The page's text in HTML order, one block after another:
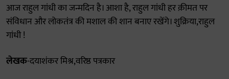
आज राहुल गांधी का जन्मदिन है। आशा है, राहुल गांधी हर क़ीमत पर
संविधान और लोकतंत्र की मशाल की शान बनाए रखेंगे। शुक्रिया,राहुल
गांधी !
लेखक-दयाशंकर मिश्र,वरिष्ठ पत्रकार